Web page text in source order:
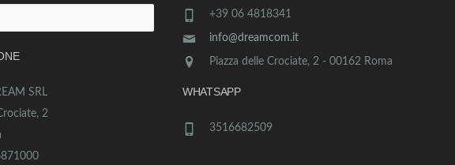
SRL
2
+39 06 4818341
info@dreamcom.it
Piazza delle Crociate, 2 - 00162 Roma
WHATSAPP
3516682509